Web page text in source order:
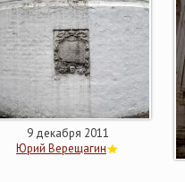
9 декабря 2011
Юрий Верещагин